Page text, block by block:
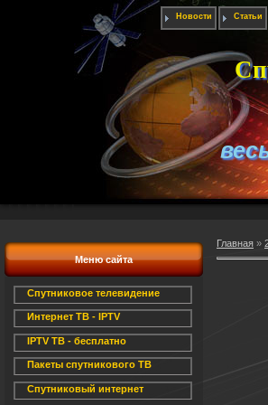
Новости Статьи
Меню сайта
Спутниковое телевидение
Интернет ТВ - IPTV
IPTV ТВ - бесплатно
Пакеты спутникового ТВ
Спутниковый интернет
Главная »